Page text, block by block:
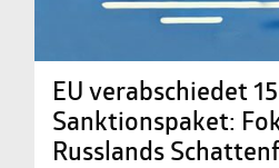
EU verabschiedet
Sanktionspaket:
Russlands